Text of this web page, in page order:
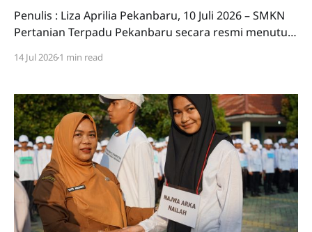
Penulis : Liza Aprilia Pekanbaru, 10 Juli 2026 – SMKN
Pertanian Terpadu Pekanbaru secara resmi menutup
Sekolah (MPLS) Ramah Tahun Pelajaran 2026/2027
hingga 10 Juli 2026. Kegiatan penutupan dilaksanakan
di lingkungan sekolah dan diikuti oleh seluruh murid
baru.
14 Jul 20261 min read